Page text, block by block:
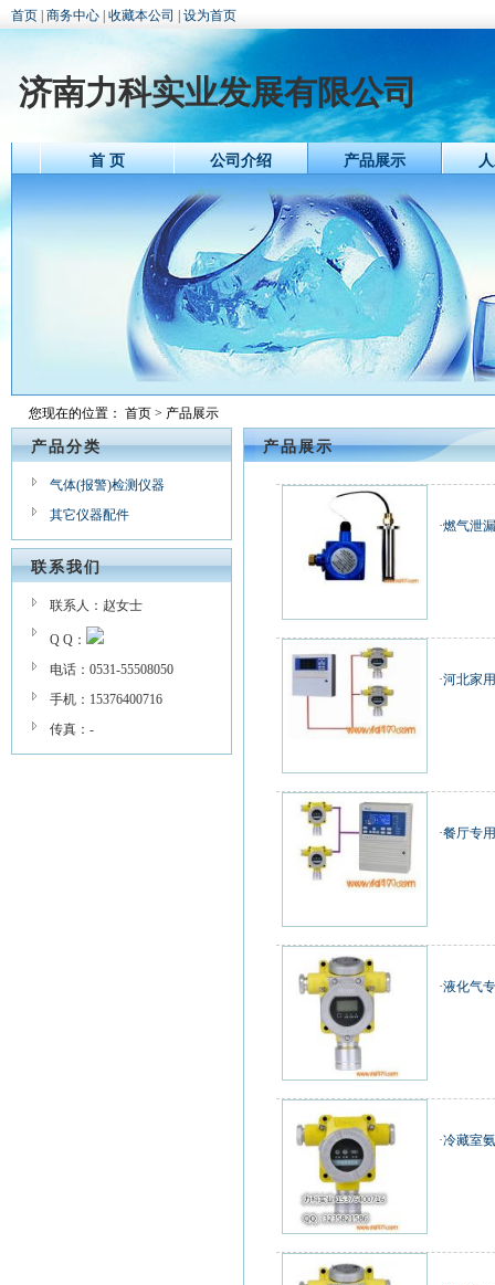
首页 商务中心 收藏本公司 设为首页
济南力科实业发展有限公司
首 页 公司介绍 产品展示
您现在的位置： 首页 > 产品展示
产品分类
气体(报警)检测仪器
其它仪器配件
联系我们
联系人：赵女士
Q Q：
电话：0531-55508050
手机：15376400716
传真：-
产品展示
·燃气泄
·河北家
·餐厅专
·液化气
·冷藏室